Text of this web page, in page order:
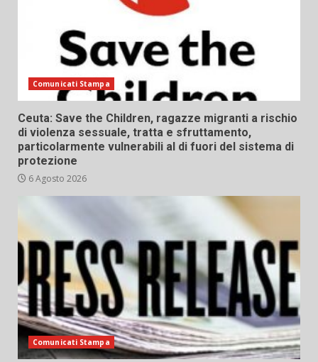
Comunicati Stampa
Ceuta: Save the Children, ragazze migranti a rischio
di violenza sessuale, tratta e sfruttamento,
particolarmente vulnerabili al di fuori del sistema di
protezione
6 Agosto 2026
Comunicati Stampa